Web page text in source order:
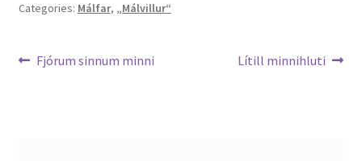
CV
Publications
Categories: Málfar, „Málvillur“
Leiðarkerfi
Previous
Fjórum sinnum minni
Next
Lítill minnihluti